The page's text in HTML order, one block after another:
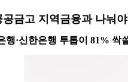
금고 지역금융과 나눠야
행·신한은행 투톱이 81% 싹